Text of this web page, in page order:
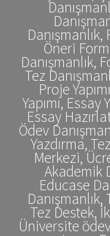
Öneri
Danışmanlık,
Tez
Proje
Yapımı, Essay
Essay
Ödev
Yazdırma,
Merkezi,
Akademik
Educase
Tez Destek,
Üniversite